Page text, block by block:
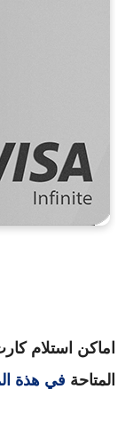
اماكن استلام
المتاحة في هذة